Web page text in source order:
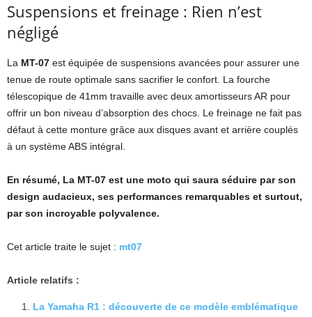
Suspensions et freinage : Rien n’est
négligé
La MT-07 est équipée de suspensions avancées pour assurer une
tenue de route optimale sans sacrifier le confort. La fourche
télescopique de 41mm travaille avec deux amortisseurs AR pour
offrir un bon niveau d’absorption des chocs. Le freinage ne fait pas
défaut à cette monture grâce aux disques avant et arrière couplés
à un système ABS intégral.
En résumé, La MT-07 est une moto qui saura séduire par son
design audacieux, ses performances remarquables et surtout,
par son incroyable polyvalence.
Cet article traite le sujet : mt07
Article relatifs :
La Yamaha R1 : découverte de ce modèle emblématique